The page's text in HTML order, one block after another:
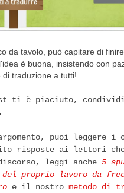
da tavolo, può capitare di
è buona, insistendo con
di traduzione a tutti!
ti è piaciuto,
puoi leggere
risposte ai lettori
leggi anche 5
proprio lavoro da
e il nostro metodo di